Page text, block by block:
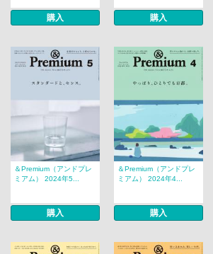
購入 購入
＆Premium（アンドプレ
ミアム） 2024年5...
購入
＆Premium（アンドプレ
ミアム） 2024年4...
購入